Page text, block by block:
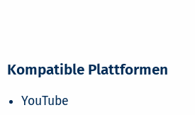
Kompatible Plattformen
YouTube